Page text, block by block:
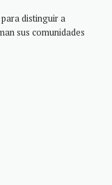
distinguir a
sus comunidades